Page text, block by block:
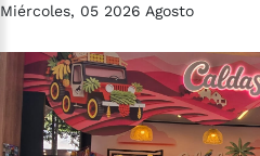
Miércoles, 05 2026 Agosto